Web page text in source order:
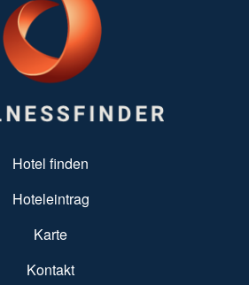
Hotel finden
Hoteleintrag
Karte
Kontakt